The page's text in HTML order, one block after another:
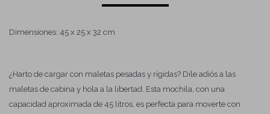
Dimensiones: 45 x 25 x 32 cm
¿Harto de cargar con maletas pesadas y rígidas? Dile adiós a las
maletas de cabina y hola a la libertad. Esta mochila, con una
capacidad aproximada de 45 litros, es perfecta para moverte con